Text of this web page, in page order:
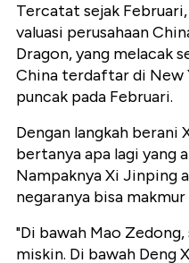
Tercatat sejak
valuasi perusahaan
Dragon, yang melacak
China terdaftar di New
puncak pada Februari.
Dengan langkah berani
bertanya apa lagi yang
Nampaknya Xi Jinping
negaranya bisa makmur
"Di bawah Mao
miskin. Di bawah Deng